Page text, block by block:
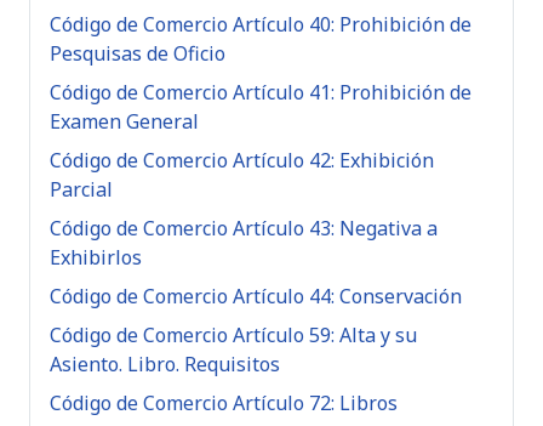
Código de Comercio Artículo 40: Prohibición de
Pesquisas de Oficio
Código de Comercio Artículo 41: Prohibición de
Examen General
Código de Comercio Artículo 42: Exhibición
Parcial
Código de Comercio Artículo 43: Negativa a
Exhibirlos
Código de Comercio Artículo 44: Conservación
Código de Comercio Artículo 59: Alta y su
Asiento. Libro. Requisitos
Código de Comercio Artículo 72: Libros